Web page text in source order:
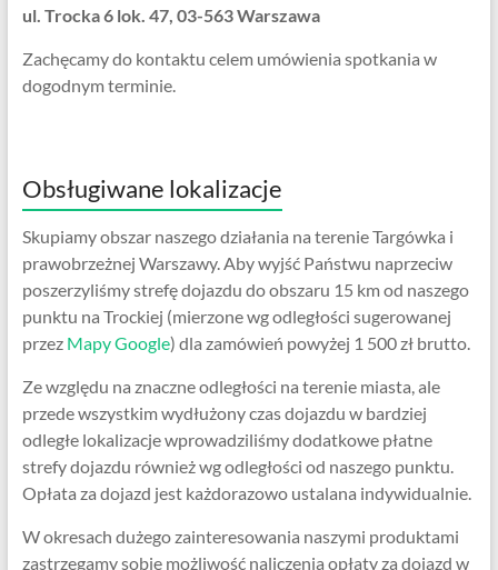
ul. Trocka 6 lok. 47, 03-563 Warszawa
Zachęcamy do kontaktu celem umówienia spotkania w
dogodnym terminie.
Obsługiwane lokalizacje
Skupiamy obszar naszego działania na terenie Targówka i
prawobrzeżnej Warszawy. Aby wyjść Państwu naprzeciw
poszerzyliśmy strefę dojazdu do obszaru 15 km od naszego
punktu na Trockiej (mierzone wg odległości sugerowanej
przez Mapy Google) dla zamówień powyżej 1 500 zł brutto.
Ze względu na znaczne odległości na terenie miasta, ale
przede wszystkim wydłużony czas dojazdu w bardziej
odległe lokalizacje wprowadziliśmy dodatkowe płatne
strefy dojazdu również wg odległości od naszego punktu.
Opłata za dojazd jest każdorazowo ustalana indywidualnie.
W okresach dużego zainteresowania naszymi produktami
zastrzegamy sobie możliwość naliczenia opłaty za dojazd w